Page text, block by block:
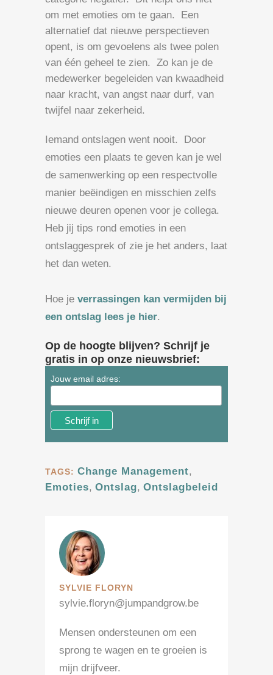
om met emoties om te gaan. Een
alternatief dat nieuwe perspectieven
opent, is om gevoelens als twee polen
van één geheel te zien. Zo kan je de
medewerker begeleiden van kwaadheid
naar kracht, van angst naar durf, van
twijfel naar zekerheid.
Iemand ontslagen went nooit. Door
emoties een plaats te geven kan je wel
de samenwerking op een respectvolle
manier beëindigen en misschien zelfs
nieuwe deuren openen voor je collega.
Heb jij tips rond emoties in een
ontslaggesprek of zie je het anders, laat
het dan weten.
Hoe je verrassingen kan vermijden bij
een ontslag lees je hier.
Op de hoogte blijven? Schrijf je
gratis in op onze nieuwsbrief:
Jouw email adres:
TAGS: Change Management,
Emoties, Ontslag, Ontslagbeleid
SYLVIE FLORYN
sylvie.floryn@jumpandgrow.be
Mensen ondersteunen om een
sprong te wagen en te groeien is
mijn drijfveer.